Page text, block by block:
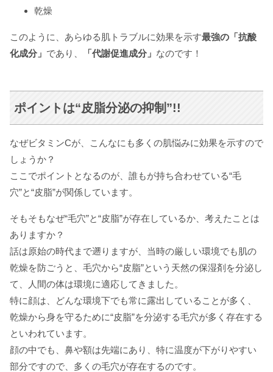
乾燥
このように、あらゆる肌トラブルに効果を示す最強の「抗酸
化成分」 であり、 「代謝促進成分」 なのです！
ポイントは“皮脂分泌の抑制”!!
なぜビタミンCが、こんなにも多くの肌悩みに効果を示すので
しょうか？
ここでポイントとなるのが、誰もが持ち合わせている“毛
穴”と“皮脂”が関係しています。
そもそもなぜ“毛穴”と“皮脂”が存在しているか、考えたことは
ありますか？
話は原始の時代まで遡りますが、当時の厳しい環境でも肌の
乾燥を防ごうと、毛穴から“皮脂”という天然の保湿剤を分泌し
て、人間の体は環境に適応してきました。
特に顔は、どんな環境下でも常に露出していることが多く、
乾燥から身を守るために“皮脂”を分泌する毛穴が多く存在する
といわれています。
顔の中でも、鼻や額は先端にあり、特に温度が下がりやすい
部分ですので、多くの毛穴が存在するのです。